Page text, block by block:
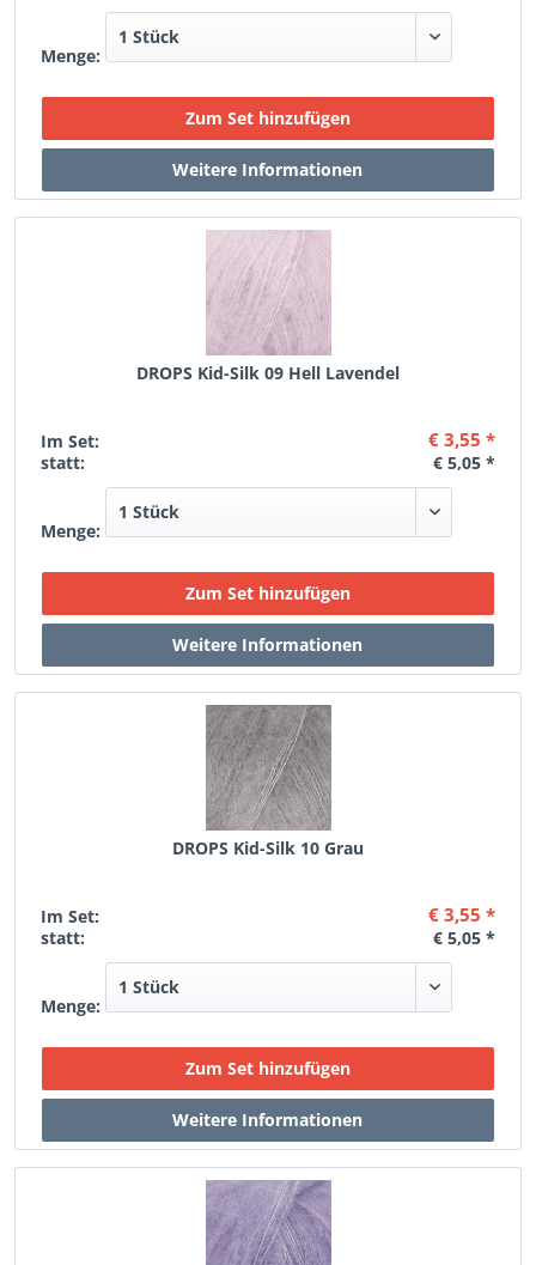
Menge:
DROPS Kid-Silk 09 Hell Lavendel
Im Set: € 3,55 *
statt: € 5,05 *
Menge:
DROPS Kid-Silk 10 Grau
Im Set: € 3,55 *
statt: € 5,05 *
Menge: